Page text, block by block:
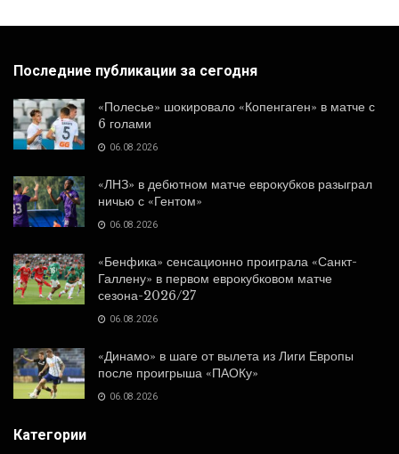
Последние публикации за сегодня
«Полесье» шокировало «Копенгаген» в матче с
6 голами
06.08.2026
«ЛНЗ» в дебютном матче еврокубков разыграл
ничью с «Гентом»
06.08.2026
«Бенфика» сенсационно проиграла «Санкт-
Галлену» в первом еврокубковом матче
сезона-2026/27
06.08.2026
«Динамо» в шаге от вылета из Лиги Европы
после проигрыша «ПАОКу»
06.08.2026
Категории